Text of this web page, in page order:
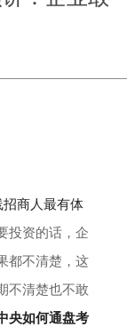
商人最有体
投资的话，企
都不清楚，这
不清楚也不敢
央如何通盘考